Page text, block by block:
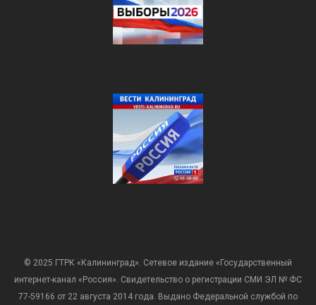
© 2025 ГТРК «Калининград». Сетевое издание «Государственный
интернет-канал «Россия». Свидетельство о регистрации СМИ ЭЛ № ФС
77-59166 от 22 августа 2014 года. Выдано Федеральной службой по